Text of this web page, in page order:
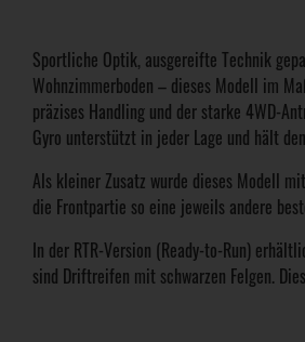
Sportliche Optik, ausgereifte Technik
Wohnzimmerboden – dieses Modell im
präzises Handling und der starke 4WD-
Gyro unterstützt in jeder Lage und hält
Als kleiner Zusatz wurde dieses Modell
die Frontpartie so eine jeweils andere
In der RTR-Version (Ready-to-Run)
sind Driftreifen mit schwarzen Felgen.